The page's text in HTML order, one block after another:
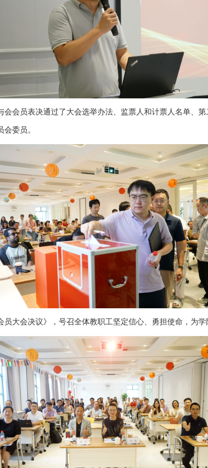
会员表决通过了大会选举办法、监票人和计票人名单、
委员。
大会决议》，号召全体教职工坚定信心、勇担使命，为学